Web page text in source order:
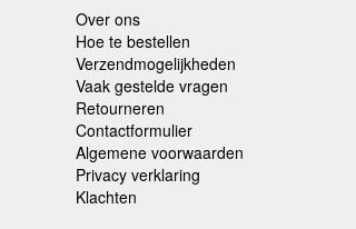
Over ons
Hoe te bestellen
Verzendmogelijkheden
Vaak gestelde vragen
Retourneren
Contactformulier
Algemene voorwaarden
Privacy verklaring
Klachten